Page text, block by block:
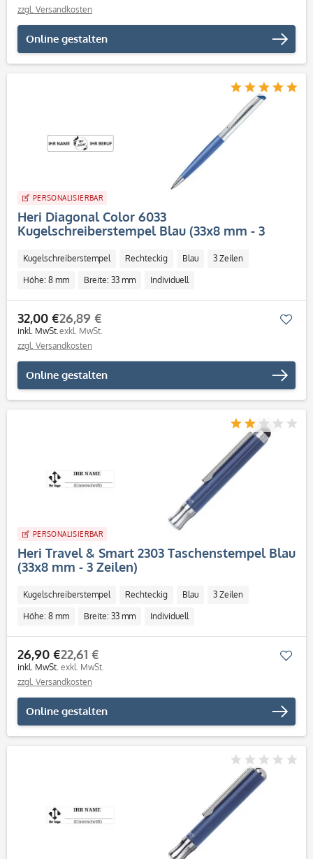
zzgl. Versandkosten
Online gestalten
PERSONALISIERBAR
Heri Diagonal Color 6033
Kugelschreiberstempel Blau (33x8 mm - 3
Kugelschreiberstempel Rechteckig Blau 3 Zeilen
Höhe: 8 mm Breite: 33 mm Individuell
32,00 €
inkl. MwSt.
26,89 €
exkl. MwSt.
zzgl. Versandkosten
Online gestalten
PERSONALISIERBAR
Heri Travel & Smart 2303 Taschenstempel Blau
(33x8 mm - 3 Zeilen)
Kugelschreiberstempel Rechteckig Blau 3 Zeilen
Höhe: 8 mm Breite: 33 mm Individuell
26,90 €
inkl. MwSt.
22,61 €
exkl. MwSt.
zzgl. Versandkosten
Online gestalten